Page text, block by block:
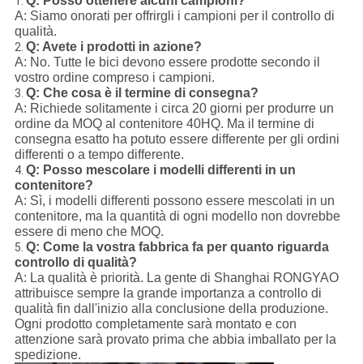
A: Siamo onorati per offrirgli i campioni per il controllo di
qualità.
2. Q: Avete i prodotti in azione?
A: No. Tutte le bici devono essere prodotte secondo il
vostro ordine compreso i campioni.
3. Q: Che cosa è il termine di consegna?
A: Richiede solitamente i circa 20 giorni per produrre un
ordine da MOQ al contenitore 40HQ. Ma il termine di
consegna esatto ha potuto essere differente per gli ordini
differenti o a tempo differente.
4. Q: Posso mescolare i modelli differenti in un
contenitore?
A: Sì, i modelli differenti possono essere mescolati in un
contenitore, ma la quantità di ogni modello non dovrebbe
essere di meno che MOQ.
5. Q: Come la vostra fabbrica fa per quanto riguarda
controllo di qualità?
A: La qualità è priorità. La gente di Shanghai RONGYAO
attribuisce sempre la grande importanza a controllo di
qualità fin dall'inizio alla conclusione della produzione.
Ogni prodotto completamente sarà montato e con
attenzione sarà provato prima che abbia imballato per la
spedizione.